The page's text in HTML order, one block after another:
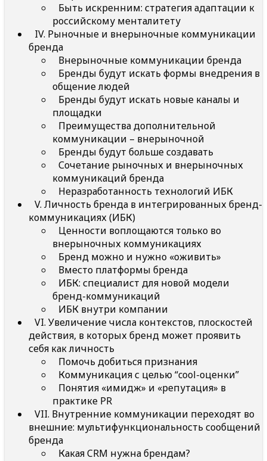
Быть искренним: стратегия адаптации к
российскому менталитету
IV. Рыночные и внерыночные коммуникации
бренда
Внерыночные коммуникации бренда
Бренды будут искать формы внедрения в
общение людей
Бренды будут искать новые каналы и
площадки
Преимущества дополнительной
коммуникации – внерыночной
Бренды будут больше создавать
Сочетание рыночных и внерыночных
коммуникаций бренда
Неразработанность технологий ИБК
V. Личность бренда в интегрированных бренд-
коммуникациях (ИБК)
Ценности воплощаются только во
внерыночных коммуникациях
Бренд можно и нужно «оживить»
Вместо платформы бренда
ИБК: специалист для новой модели
бренд-коммуникаций
ИБК внутри компании
VI. Увеличение числа контекстов, плоскостей
действия, в которых бренд может проявить
себя как личность
Помочь добиться признания
Коммуникация с целью “cool-оценки”
Понятия «имидж» и «репутация» в
практике PR
VII. Внутренние коммуникации переходят во
внешние: мультифункциональность сообщений
бренда
Какая CRM нужна брендам?